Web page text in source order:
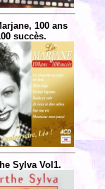
100 ans
succès.
Sylva Vol1.